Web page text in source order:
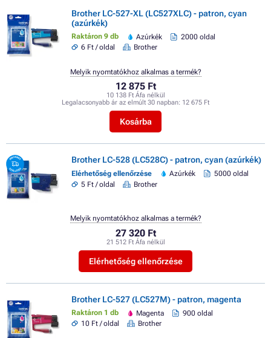
Brother LC-527-XL (LC527XLC) - patron, cyan
(azúrkék)
Raktáron 9 db Azúrkék
2000 oldal
6 Ft / oldal
Brother
12 875 Ft
10 138 Ft Áfa nélkül
Legalacsonyabb ár az elmúlt 30 napban: 12 675 Ft
Kosárba
Melyik nyomtatókhoz alkalmas a termék?
Brother LC-528 (LC528C) - patron, cyan (azúrkék)
Elérhetőség ellenőrzése Azúrkék
5000 oldal
5 Ft / oldal
Brother
27 320 Ft
21 512 Ft Áfa nélkül
Elérhetőség ellenőrzése
Melyik nyomtatókhoz alkalmas a termék?
Brother LC-527 (LC527M) - patron, magenta
Raktáron 1 db Magenta
900 oldal
10 Ft / oldal
Brother